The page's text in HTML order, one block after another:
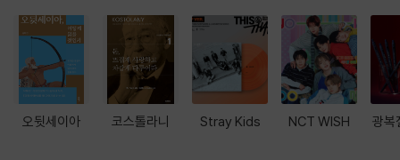
오뒷세이아 코스톨라니 Stray Kids NCT WISH 광복